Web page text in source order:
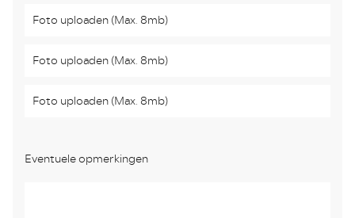
Foto uploaden (Max. 8mb)
Foto uploaden (Max. 8mb)
Foto uploaden (Max. 8mb)
Eventuele opmerkingen